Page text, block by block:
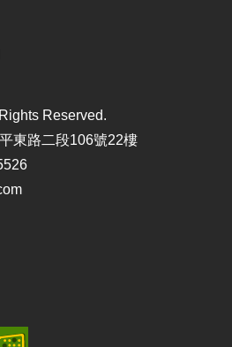
Reserved.
東路二段106號22樓